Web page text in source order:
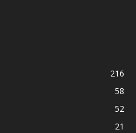
216
58
52
21